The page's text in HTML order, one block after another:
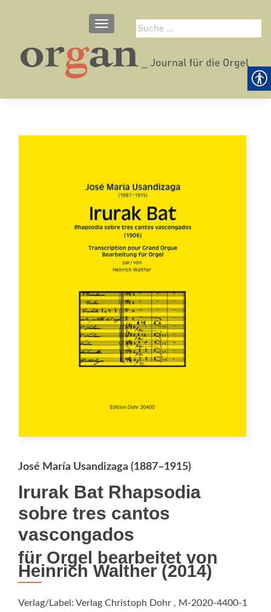
Suche
nach:
SCHALTE NAVIGATION
José María Usandizaga (1887–1915)
Irurak Bat Rhapsodia
sobre tres cantos
vascongados
für Orgel bearbeitet von
Heinrich Walther (2014)
Verlag/Label: Verlag Christoph Dohr , M-2020-4400-1